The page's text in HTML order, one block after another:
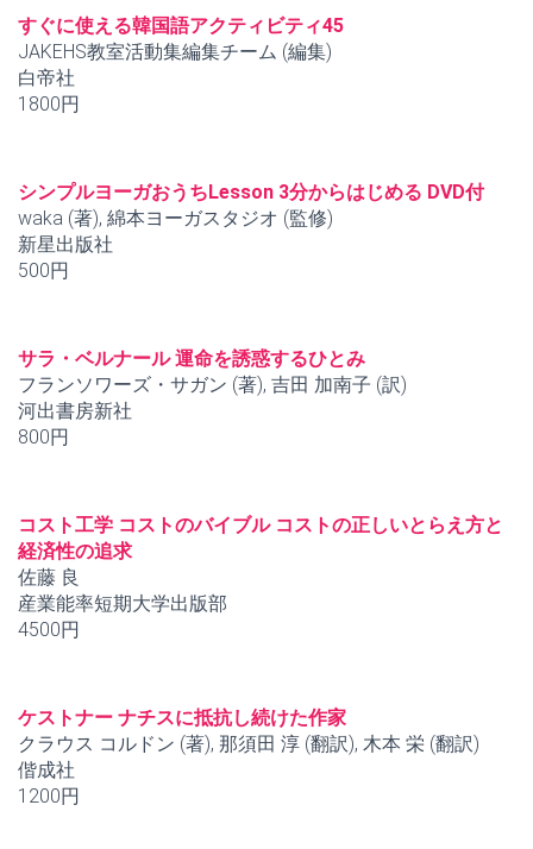
すぐに使える韓国語アクティビティ45
JAKEHS教室活動集編集チーム (編集)
白帝社
1800円
シンプルヨーガおうちLesson 3分からはじめる DVD付
waka (著), 綿本ヨーガスタジオ (監修)
新星出版社
500円
サラ・ベルナール 運命を誘惑するひとみ
フランソワーズ・サガン (著), 吉田 加南子 (訳)
河出書房新社
800円
コスト工学 コストのバイブル コストの正しいとらえ方と
経済性の追求
佐藤 良
産業能率短期大学出版部
4500円
ケストナー ナチスに抵抗し続けた作家
クラウス コルドン (著), 那須田 淳 (翻訳), 木本 栄 (翻訳)
偕成社
1200円